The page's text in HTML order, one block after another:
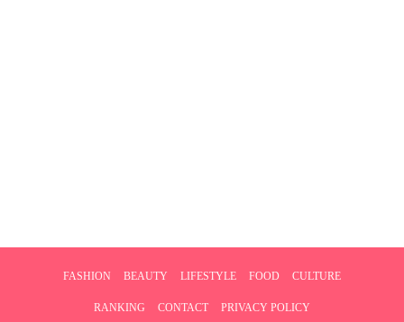
FASHION BEAUTY LIFESTYLE FOOD CULTURE
RANKING CONTACT PRIVACY POLICY